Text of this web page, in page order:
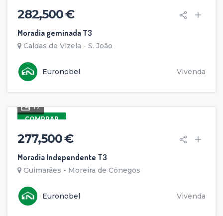
282,500 €
Moradia geminada T3
Caldas de Vizela - S. João
Euronobel Vivenda
COMPRAR
17
277,500 €
Moradia Independente T3
Guimarães - Moreira de Cónegos
Euronobel Vivenda